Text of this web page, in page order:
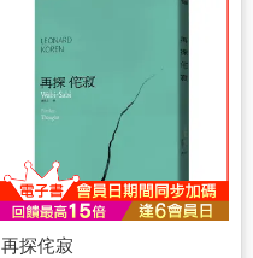
再探侘寂